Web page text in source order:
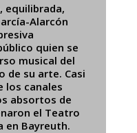
equilibrada,
Alarcón
quien se
musical del
de su arte. Casi
los canales
absortos de
el Teatro
en Bayreuth.